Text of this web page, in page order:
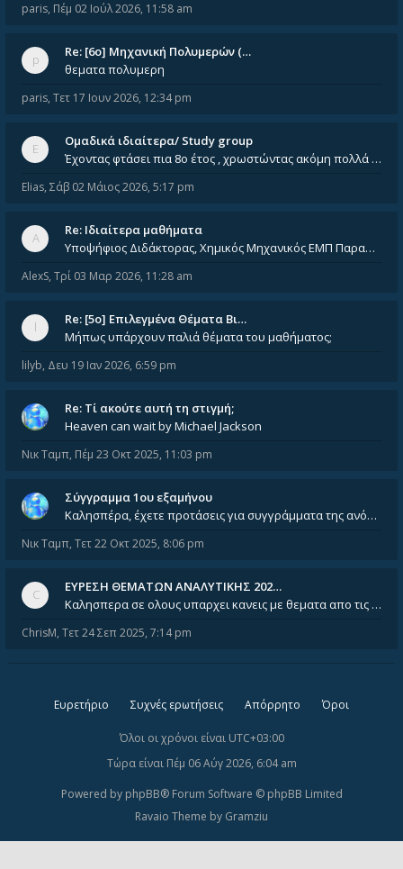
paris, Πέμ 02 Ιούλ 2026, 11:58 am
Re: [6o] Mηχανική Πολυμερών (…
θεματα πολυμερη
paris, Τετ 17 Ιουν 2026, 12:34 pm
Ομαδικά ιδιαίτερα/ Study group
Έχοντας φτάσει πια 8ο έτος , χρωστώντας ακόμη πολλά και χωρίς καμία όρεξη ούτε να διαβάσω μόνος μου ούτε να παρακολουθήσ
Elias, Σάβ 02 Μάιος 2026, 5:17 pm
Re: Ιδιαίτερα μαθήματα
Υποψήφιος Διδάκτορας, Χημικός Μηχανικός ΕΜΠ Παραδίδω ιδιαίτερα μαθήματα μέσης και ανώτατης εκπαίδευσης σε θετικές και τε
AlexS, Τρί 03 Μαρ 2026, 11:28 am
Re: [5ο] Επιλεγμένα Θέματα Βι…
Μήπως υπάρχουν παλιά θέματα του μαθήματος;
lilyb, Δευ 19 Ιαν 2026, 6:59 pm
Re: Tί ακούτε αυτή τη στιγμή;
Heaven can wait by Michael Jackson
Νικ Ταμπ, Πέμ 23 Οκτ 2025, 11:03 pm
Σύγγραμμα 1ου εξαμήνου
Καλησπέρα, έχετε προτάσεις για συγγράμματα της ανόργανης χημείας? Είμαι ανάμεσα σε Λιοδάκη, Chung και Atkins
Νικ Ταμπ, Τετ 22 Οκτ 2025, 8:06 pm
ΕΥΡΕΣΗ ΘΕΜΑΤΩΝ ΑΝΑΛΥΤΙΚΗΣ 202…
Καλησπερα σε ολους υπαρχει κανεις με θεματα απο τις εξετασεις του ιουνιου και σεπτεμβρίου για την αναλυτικη χημεια
ChrisM, Τετ 24 Σεπ 2025, 7:14 pm
Ευρετήριο Συχνές ερωτήσεις Απόρρητο Όροι
Όλοι οι χρόνοι είναι UTC+03:00
Τώρα είναι Πέμ 06 Αύγ 2026, 6:04 am
Powered by phpBB® Forum Software © phpBB Limited
Ravaio Theme by Gramziu